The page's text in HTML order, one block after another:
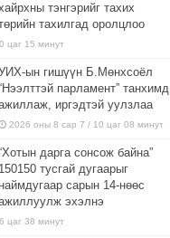
тэнгэрийг тахих
тахилгад оролцлоо
цаг 15 минут
ын гишүүн Б.Мөнхсоёл
парламент” танхимд
иргэдтэй уулзлаа
2026 оны 8 сар 7 / 10 цаг 08 минут
дарга сонсож байна”
150150 тусгай дугаарыг
наймдугаар сарын 14-нөөс
эхэлнэ
цаг 38 минут